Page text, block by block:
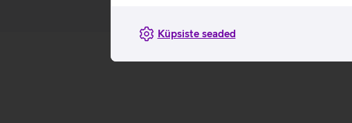
Küpsiste seaded